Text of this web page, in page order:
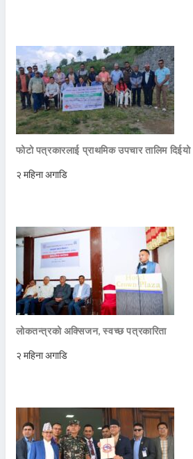
फोटो पत्रकारलाई प्राथमिक उपचार तालिम दिईयो
२ महिना अगाडि
लोकतन्त्रको अक्सिजन, स्वच्छ पत्रकारिता
२ महिना अगाडि